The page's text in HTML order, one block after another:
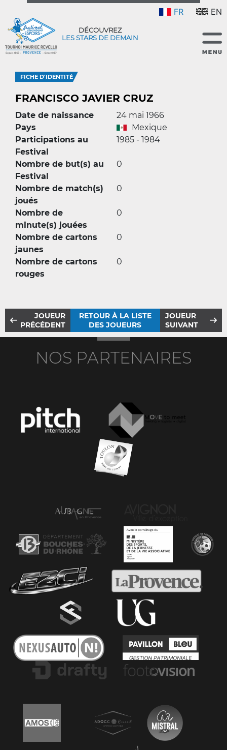
FR EN
DÉCOUVREZ
LES STARS DE DEMAIN
FICHE D'IDENTITÉ
FRANCISCO JAVIER CRUZ
Date de naissance
24 mai 1966
Pays
Mexique
Participations au
Festival
1985 - 1984
Nombre de but(s) au
Festival
0
Nombre de match(s)
joués
0
Nombre de
minute(s) jouées
0
Nombre de cartons
jaunes
0
Nombre de cartons
rouges
0
JOUEUR
PRÉCÉDENT
RETOUR À LA LISTE
DES JOUEURS
JOUEUR
SUIVANT
NOS PARTENAIRES